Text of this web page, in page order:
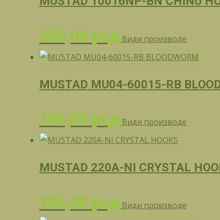
269,00 рсд Види производе
MUSTAD MU04-60015-RB
165,00 рсд Види производе
MUSTAD 220A-NI CRYSTAL
155,00 рсд Види производе